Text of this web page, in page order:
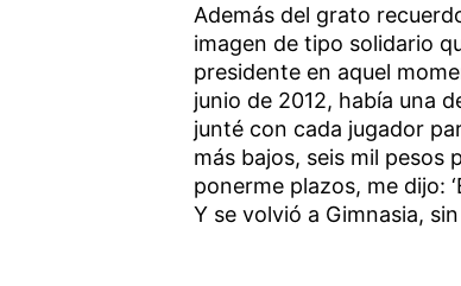
Además del grato
imagen de tipo solidario
presidente en aquel
junio de 2012, había una
junté con cada jugador
más bajos, seis mil pesos
ponerme plazos, me dijo:
Y se volvió a Gimnasia,